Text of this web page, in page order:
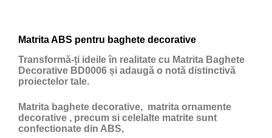
Matrita ABS pentru baghete decorative
Transformă-ți ideile în realitate cu Matrita Baghete
Decorative BD0006 și adaugă o notă distinctivă
proiectelor tale.
Matrita baghete decorative, matrita ornamente
decorative , precum si celelalte matrite sunt
confectionate din ABS,